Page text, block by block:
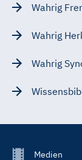
Wahrig
Wahrig
Wahrig
FooterMedien